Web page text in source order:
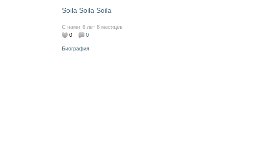
Soila Soila Soila
С нами 6 лет 8 месяцев
0
0
Биография